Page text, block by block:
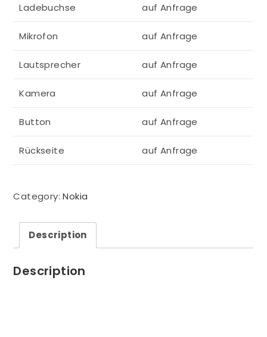
Ladebuchse auf Anfrage
Mikrofon auf Anfrage
Lautsprecher auf Anfrage
Kamera auf Anfrage
Button auf Anfrage
Rückseite auf Anfrage
Category:Nokia
Description
Description